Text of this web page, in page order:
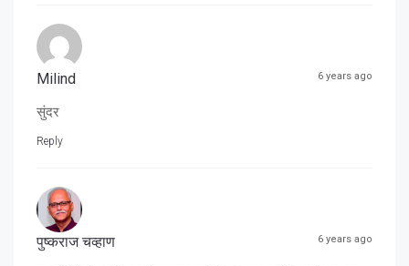
Milind 6 years ago
सुंदर
Reply
पुष्कराज चव्हाण 6 years ago